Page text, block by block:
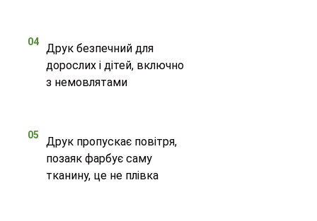
04
Друк безпечний для
дорослих і дітей, включно
з немовлятами
05
Друк пропускає повітря,
позаяк фарбує саму
тканину, це не плівка